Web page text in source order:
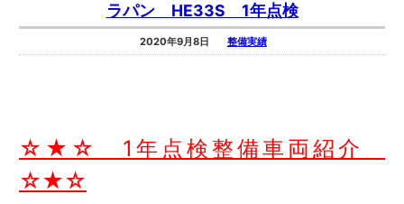
ラパン HE33S 1年点検
2020年9月8日 整備実績
☆★☆ 1年点検整備車両紹介
☆★☆